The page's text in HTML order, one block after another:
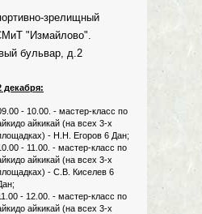
зрелищный
"Измайлово".
бульвар, д.2
декабря:
- 10.00. - мастер-класс по
айкикай (на всех 3-х
- Н.Н. Егоров 6 Дан;
- 11.00. - мастер-класс по
айкикай (на всех 3-х
- С.В. Киселев 6
- 12.00. - мастер-класс по
айкикай (на всех 3-х